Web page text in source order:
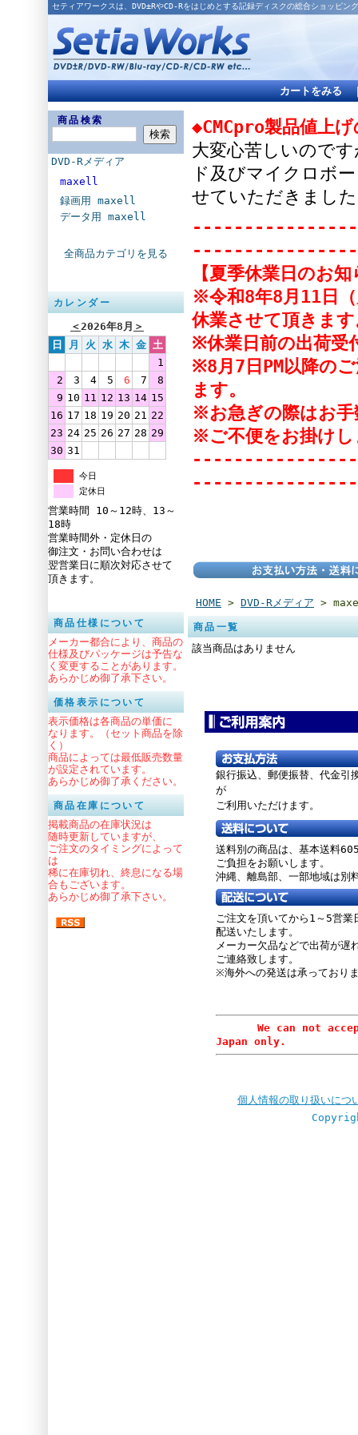
セティアワークスは、DVD±RやCD-Rをはじめとする記録ディスクの総合ショッピン
カートをみる
商品検索
DVD-Rメディア
maxell
録画用 maxell
データ用 maxell
全商品カテゴリを見る
カレンダー
＜2026年8月 ＞
日
月 火 水 木 金 土
1
2
3 4 5 6 7
8
9 10 11 12 13 14 15
16 17 18 19 20 21 22
23 24 25 26 27 28 29
30 31
今日
定休日
営業時間 10～12時、13～
18時
営業時間外・定休日の
御注文・お問い合わせは
翌営業日に順次対応させて
頂きます。
商品仕様について
メーカー都合により、商品の
仕様及びパッケージは予告な
く変更することがあります。
あらかじめ御了承下さい。
価格表示について
表示価格は各商品の単価に
なります。（セット商品を除
く）
商品によっては最低販売数量
が設定されています。
あらかじめ御了承ください。
商品在庫について
掲載商品の在庫状況は
随時更新していますが、
ご注文のタイミングによって
は
稀に在庫切れ、終息になる場
合もございます。
あらかじめ御了承下さい。
◆CMCpro製品値上
大変心苦しいので
ド及びマイクロボ
せていただきまし
【夏季休業日のお
※令和8年8月11日
休業させて頂きま
※休業日前の出荷受
※8月7日PM以降の
ます。
※お急ぎの際はお
※ご不便をお掛けし
HOME > DVD-Rメディア >
商品一覧
該当商品はありません
銀行振込、郵便振替、 代金引
が
ご利用いただけます。
送料別の商品は、基本送料
ご負担をお願いします。
沖縄、離島部、一部地域は別
ご注文を頂いてから1～5営業
配送いたします。
メーカー欠品などで出荷が遅
ご連絡致します。
※海外への発送は承っており
We can not accept
Japan only.
個人情報の取り扱いにつ